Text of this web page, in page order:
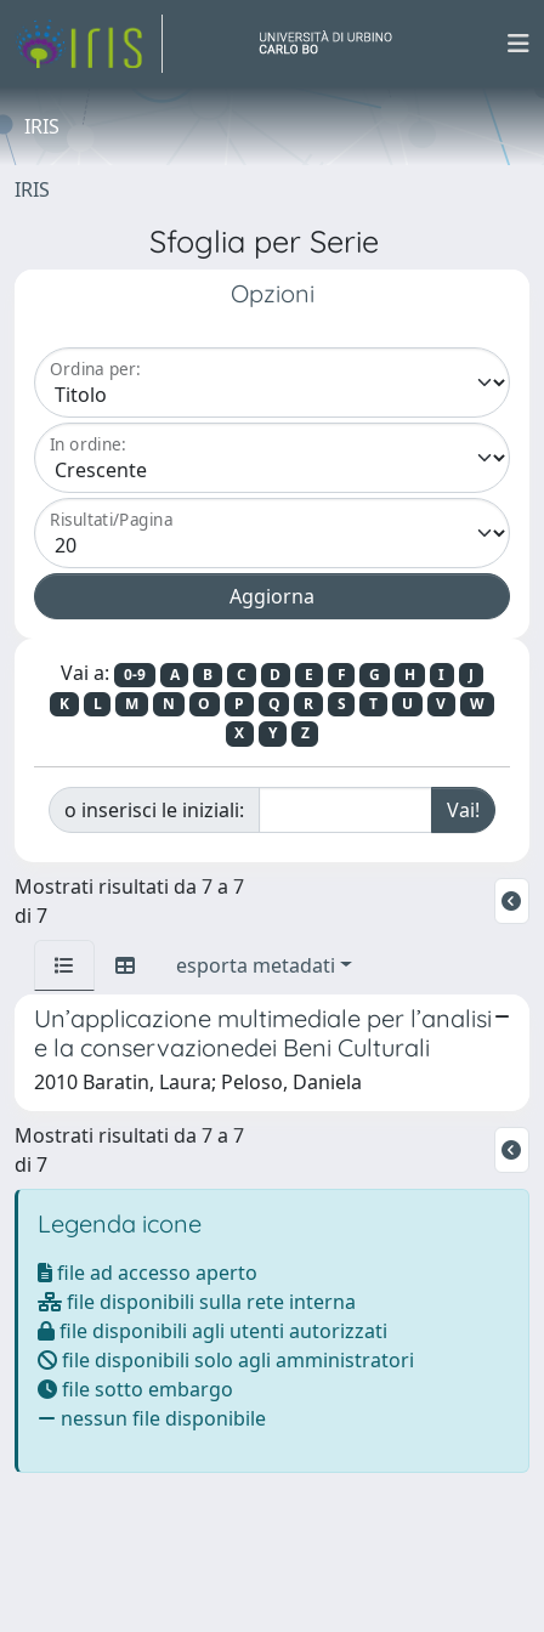
IRIS
IRIS
Sfoglia per Serie
Opzioni
Ordina per:
In ordine:
Risultati/Pagina
Vai a: 0-9 A B C D E F G H I
J
K
L M N O P Q R S T U V
W
X
Y Z
o inserisci le iniziali:
Mostrati risultati da 7 a 7
di 7
esporta metadati
Un’applicazione multimediale per l’analisi
e la conservazionedei Beni Culturali
2010 Baratin, Laura; Peloso, Daniela
Mostrati risultati da 7 a 7
di 7
Legenda icone
file ad accesso aperto
file disponibili sulla rete interna
file disponibili agli utenti autorizzati
file disponibili solo agli amministratori
file sotto embargo
nessun file disponibile